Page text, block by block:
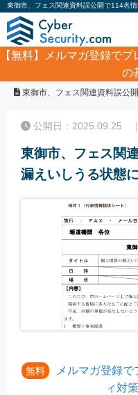
東御市、フェス関連資料誤公開で114名
【無料】
メルマガ登録で
の
サイバーセキュ
東御市、フェス関連資料誤公
公開日：2025.09.25
東御市、フェス関
漏えいしうる状態に
無料
メルマガ登録
ィ対